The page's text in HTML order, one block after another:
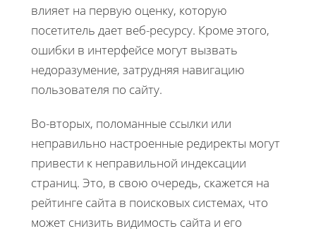
влияет на первую оценку, которую
посетитель дает веб-ресурсу. Кроме этого,
ошибки в интерфейсе могут вызвать
недоразумение, затрудняя навигацию
пользователя по сайту.
Во-вторых, поломанные ссылки или
неправильно настроенные редиректы могут
привести к неправильной индексации
страниц. Это, в свою очередь, скажется на
рейтинге сайта в поисковых системах, что
может снизить видимость сайта и его